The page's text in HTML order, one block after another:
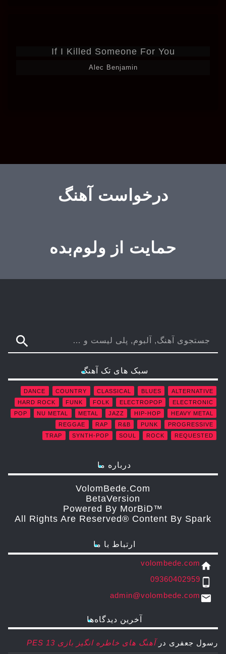
If I Killed Someone For You
Alec Benjamin
درخواست آهنگ
حمایت از ولوم‌بده
search
سبک های تک آهنگ
ALTERNATIVE
BLUES
CLASSICAL
COUNTRY
DANCE
ELECTRONIC
ELECTROPOP
FOLK
FUNK
HARD ROCK
HEAVY METAL
HIP-HOP
JAZZ
METAL
NU METAL
POP
PROGRESSIVE
PUNK
R&B
RAP
REGGAE
REQUESTED
ROCK
SOUL
SYNTH-POP
TRAP
درباره ما
VolomBede.com
ΒetaVersion
Powered By MorBiD™
All Rights Are Reserved® Content By Spark
ارتباط با ما
home
volombede.com
phone_android
09360402959
email
admin@volombede.com
آخرین دیدگاه‌ها
رسول جعفری درآهنگ های خاطره انگیز بازی PES 13